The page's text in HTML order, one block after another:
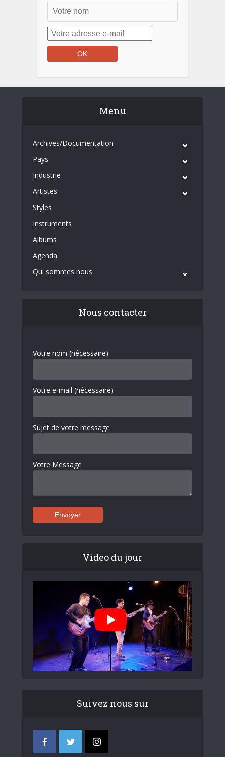
Menu
Archives/Documentation
Pays
Industrie
Artistes
Styles
Instruments
Albums
Agenda
Qui sommes nous
Nous contacter
Votre nom (nécessaire)
Votre e-mail (nécessaire)
Sujet de votre message
Votre Message
Video du jour
Suivez nous sur